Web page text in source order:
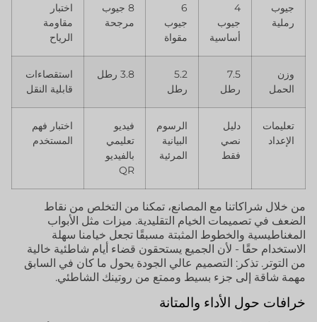
جيوب
رملية
4
جيوب
أساسية
6
جيوب
مقواة
8 جيوب
مرجحة
اختبار
مقاومة
الرياح
وزن
الحمل
7.5
رطل
5.2
رطل
3.8 رطل
استقصاءات
قابلية النقل
تعليمات
الإعداد
دليل
نصي
فقط
الرسوم
البيانية
المرئية
فيديو
تعليمي
بالفيديو
QR
اختبار فهم
المستخدم
من خلال شراكاتنا مع المصانع، تمكنا من التخلص من نقاط
الضعف في تصميمات الخيام التقليدية. ميزات مثل الأبواب
المغناطيسية والخطوط المثبتة مسبقًا تجعل خيامنا سهلة
الاستخدام حقًا - لأن الجميع يستحقون قضاء أيام شاطئية خالية
من التوتر. تذكر: التصميم عالي الجودة يحول ما كان في السابق
مهمة شاقة إلى جزء بسيط وممتع من روتينك الشاطئي.
خرافات حول الأداء والمتانة